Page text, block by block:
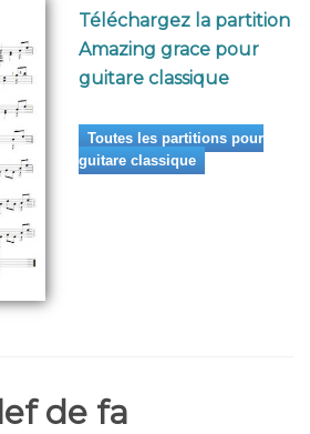
Téléchargez la partition
Amazing grace pour
guitare classique
Toutes les partitions pour
guitare classique
de fa